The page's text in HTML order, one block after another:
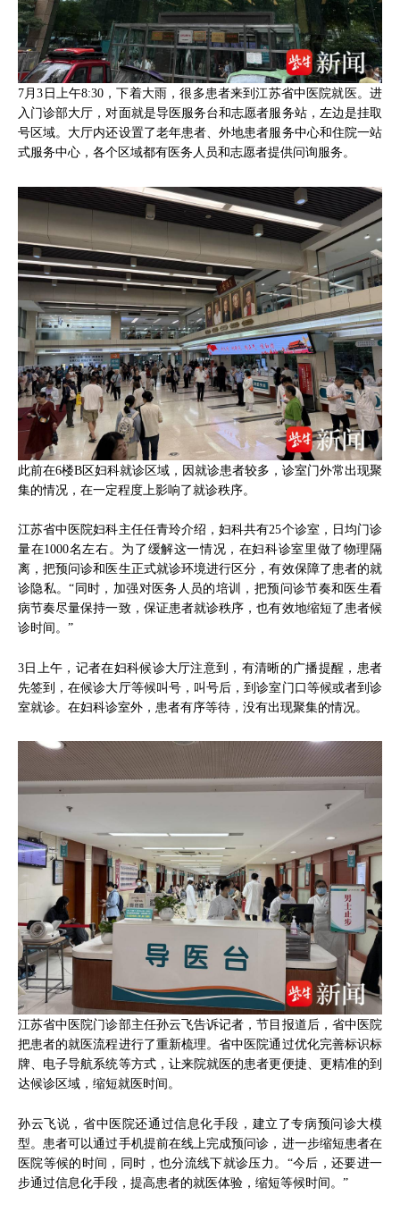
7月3日上午8:30，下着大雨，很多患者来到江苏省中医院就医。进
入门诊部大厅，对面就是导医服务台和志愿者服务站，左边是挂取
号区域。大厅内还设置了老年患者、外地患者服务中心和住院一站
式服务中心，各个区域都有医务人员和志愿者提供问询服务。
此前在6楼B区妇科就诊区域，因就诊患者较多，诊室门外常出现聚
集的情况，在一定程度上影响了就诊秩序。
江苏省中医院妇科主任任青玲介绍，妇科共有25个诊室，日均门诊
量在1000名左右。为了缓解这一情况，在妇科诊室里做了物理隔
离，把预问诊和医生正式就诊环境进行区分，有效保障了患者的就
诊隐私。“同时，加强对医务人员的培训，把预问诊节奏和医生看
病节奏尽量保持一致，保证患者就诊秩序，也有效地缩短了患者候
诊时间。”
3日上午，记者在妇科候诊大厅注意到，有清晰的广播提醒，患者
先签到，在候诊大厅等候叫号，叫号后，到诊室门口等候或者到诊
室就诊。在妇科诊室外，患者有序等待，没有出现聚集的情况。
江苏省中医院门诊部主任孙云飞告诉记者，节目报道后，省中医院
把患者的就医流程进行了重新梳理。省中医院通过优化完善标识标
牌、电子导航系统等方式，让来院就医的患者更便捷、更精准的到
达候诊区域，缩短就医时间。
孙云飞说，省中医院还通过信息化手段，建立了专病预问诊大模
型。患者可以通过手机提前在线上完成预问诊，进一步缩短患者在
医院等候的时间，同时，也分流线下就诊压力。“今后，还要进一
步通过信息化手段，提高患者的就医体验，缩短等候时间。”